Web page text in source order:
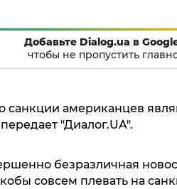
Добавьте Dialog.ua в
чтобы не пропустить
санкции американцев
"Диалог.UA".
безразличная
совсем плевать на